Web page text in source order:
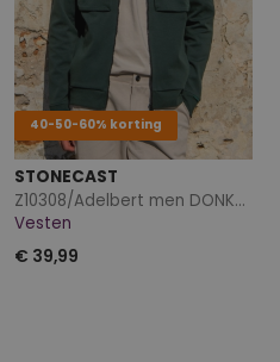
40-50-60% korting
STONECAST
Z10308/Adelbert men DONKER GROEN
Vesten
€ 39,99